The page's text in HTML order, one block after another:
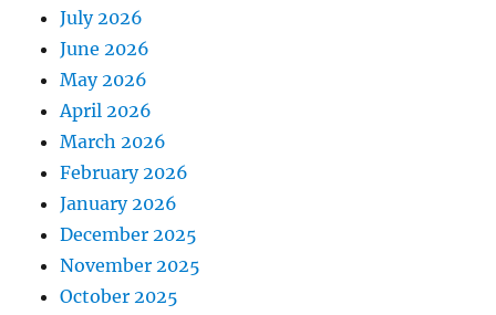
July 2026
June 2026
May 2026
April 2026
March 2026
February 2026
January 2026
December 2025
November 2025
October 2025